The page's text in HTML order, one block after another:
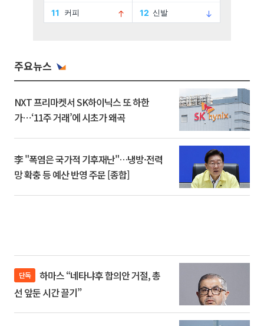
주요뉴스
NXT 프리마켓서 SK하이닉스 또 하한
가⋯‘11주 거래’에 시초가 왜곡
李 "폭염은 국가적 기후재난"…냉방·전력
망 확충 등 예산 반영 주문 [종합]
단독
선 앞둔 시간 끌기”